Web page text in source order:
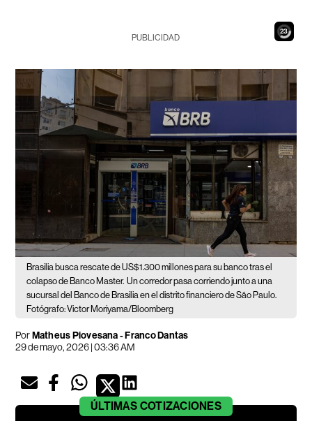
22
PUBLICIDAD
Brasilia busca rescate de US$1.300 millones para su banco tras el
colapso de Banco Master. Un corredor pasa corriendo junto a una
sucursal del Banco de Brasilia en el distrito financiero de São Paulo.
Fotógrafo: Victor Moriyama/Bloomberg
PorMatheus Piovesana - Franco Dantas
29 de mayo, 2026 | 03:36 AM
ÚLTIMAS COTIZACIONES